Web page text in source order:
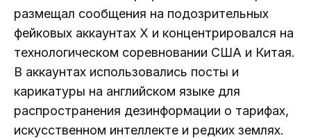
размещал сообщения на подозрительных
фейковых аккаунтах X и концентрировался на
технологическом соревновании США и Китая.
В аккаунтах использовались посты и
карикатуры на английском языке для
распространения дезинформации о тарифах,
искусственном интеллекте и редких землях.